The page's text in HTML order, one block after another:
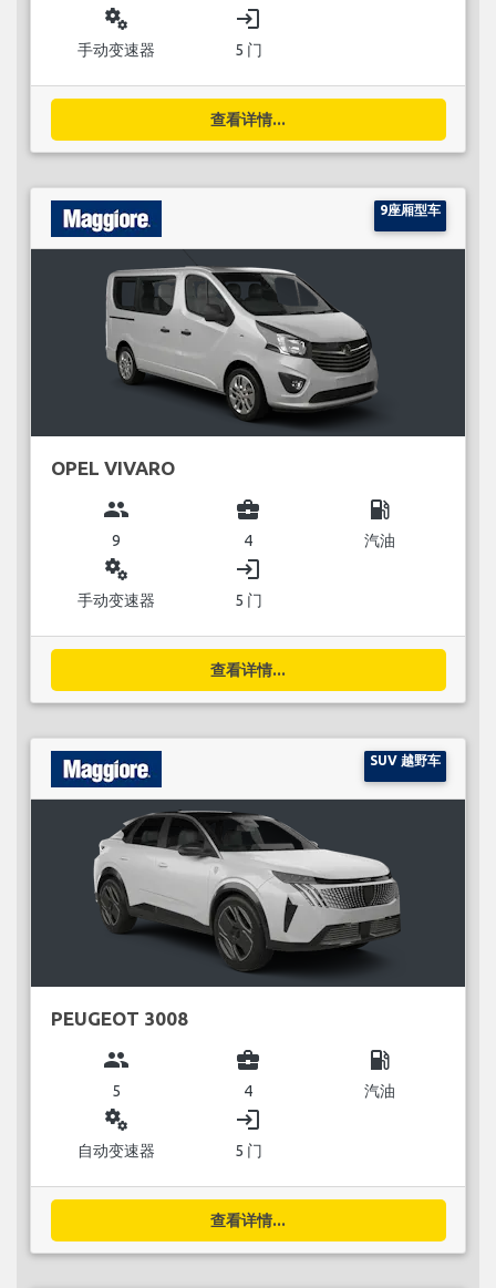
miscellaneous_services
手动变速器
login
5 门
查看详情...
9座厢型车
OPEL VIVARO
group
9
business_center
4
local_gas_station
汽油
miscellaneous_services
手动变速器
login
5 门
查看详情...
SUV 越野车
PEUGEOT 3008
group
5
business_center
4
local_gas_station
汽油
miscellaneous_services
自动变速器
login
5 门
查看详情...